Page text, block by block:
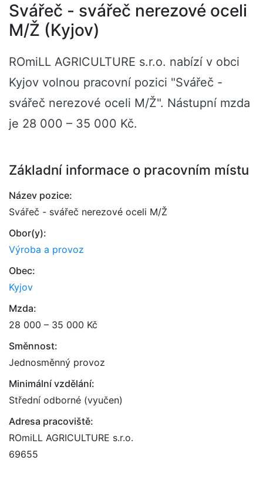
Svářeč - svářeč nerezové oceli
M/Ž (Kyjov)
ROmiLL AGRICULTURE s.r.o. nabízí v obci
Kyjov volnou pracovní pozici "Svářeč -
svářeč nerezové oceli M/Ž". Nástupní mzda
je 28 000 – 35 000 Kč.
Základní informace o pracovním místu
Název pozice:
Svářeč - svářeč nerezové oceli M/Ž
Obor(y):
Výroba a provoz
Obec:
Kyjov
Mzda:
28 000 – 35 000 Kč
Směnnost:
Jednosměnný provoz
Minimální vzdělání:
Střední odborné (vyučen)
Adresa pracoviště:
ROmiLL AGRICULTURE s.r.o.
69655